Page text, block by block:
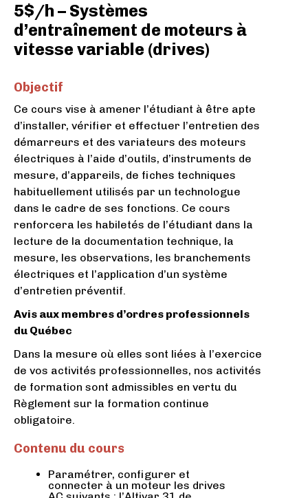
5$/h – Systèmes
d’entraînement de moteurs à
vitesse variable (drives)
Objectif
Ce cours vise à amener l’étudiant à être apte
d’installer, vérifier et effectuer l’entretien des
démarreurs et des variateurs des moteurs
électriques à l’aide d’outils, d’instruments de
mesure, d’appareils, de fiches techniques
habituellement utilisés par un technologue
dans le cadre de ses fonctions. Ce cours
renforcera les habiletés de l’étudiant dans la
lecture de la documentation technique, la
mesure, les observations, les branchements
électriques et l’application d’un système
d’entretien préventif.
Avis aux membres d’ordres professionnels
du Québec
Dans la mesure où elles sont liées à l’exercice
de vos activités professionnelles, nos activités
de formation sont admissibles en vertu du
Règlement sur la formation continue
obligatoire.
Contenu du cours
Paramétrer, configurer et
connecter à un moteur les drives